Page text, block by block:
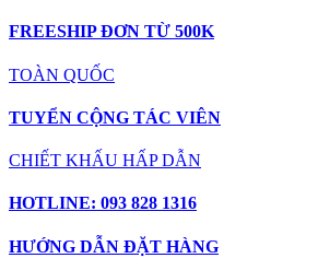
FREESHIP ĐƠN TỪ 500K
TOÀN QUỐC
TUYỂN CỘNG TÁC VIÊN
CHIẾT KHẤU HẤP DẪN
HOTLINE: 093 828 1316
HƯỚNG DẪN ĐẶT HÀNG